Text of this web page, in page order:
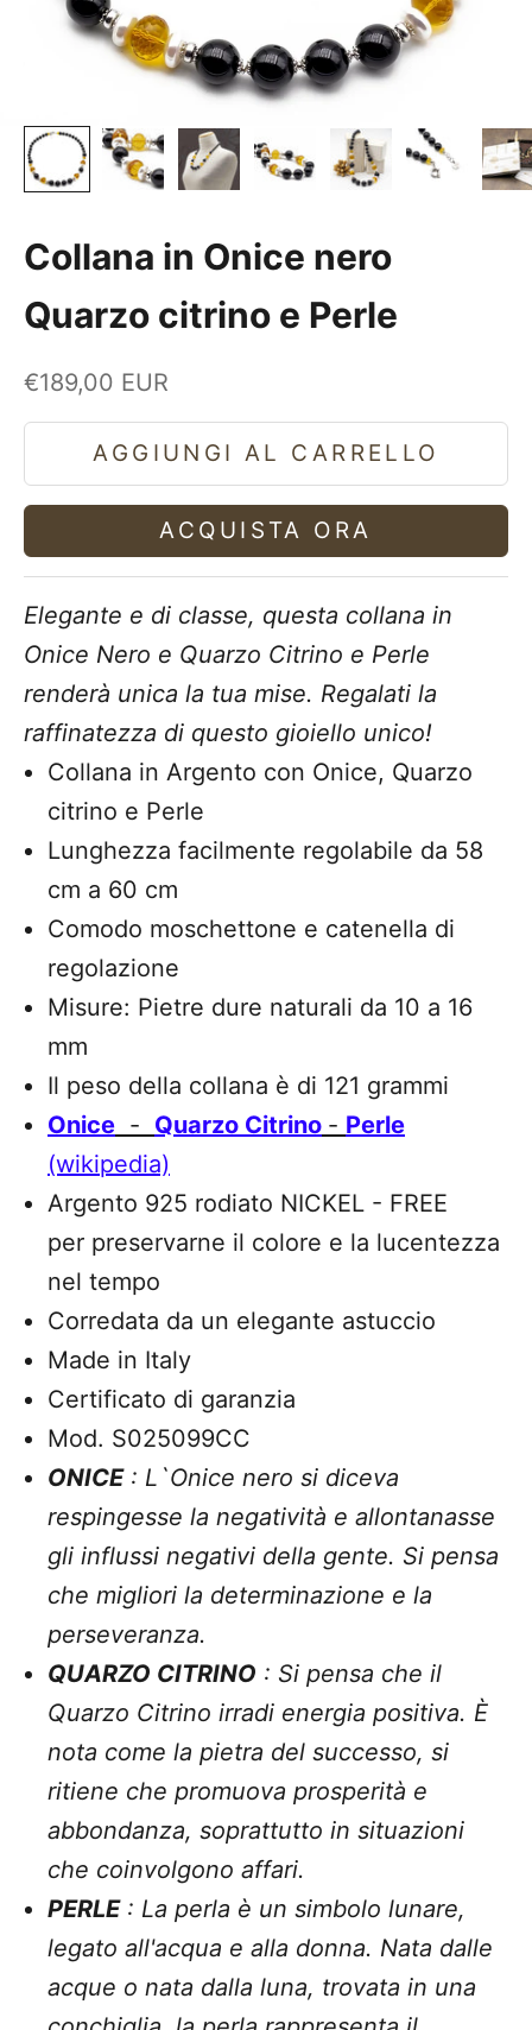
Collana in Onice nero
Quarzo citrino e Perle
Prezzo scontato
€189,00 EUR
AGGIUNGI AL CARRELLO
ACQUISTA ORA
Elegante e di classe, questa collana in
Onice Nero e Quarzo Citrino e Perle
renderà unica la tua mise. Regalati la
raffinatezza di questo gioiello unico!
Collana in Argento con Onice, Quarzo
citrino e Perle
Lunghezza facilmente regolabile da 58
cm a 60 cm
Comodo moschettone e catenella di
regolazione
Misure: Pietre dure naturali da 10 a 16
mm
Il peso della collana è di 121 grammi
Onice - Quarzo Citrino - Perle
(wikipedia)
Argento 925 rodiato NICKEL - FREE
per preservarne il colore e la lucentezza
nel tempo
Corredata da un elegante astuccio
Made in Italy
Certificato di garanzia
Mod. S025099CC
ONICE: L`Onice nero si diceva
respingesse la negatività e allontanasse
gli influssi negativi della gente. Si pensa
che migliori la determinazione e la
perseveranza.
QUARZO CITRINO : Si pensa che il
Quarzo Citrino irradi energia positiva. È
nota come la pietra del successo, si
ritiene che promuova prosperità e
abbondanza, soprattutto in situazioni
che coinvolgono affari.
PERLE: La perla è un simbolo lunare,
legato all'acqua e alla donna. Nata dalle
acque o nata dalla luna, trovata in una